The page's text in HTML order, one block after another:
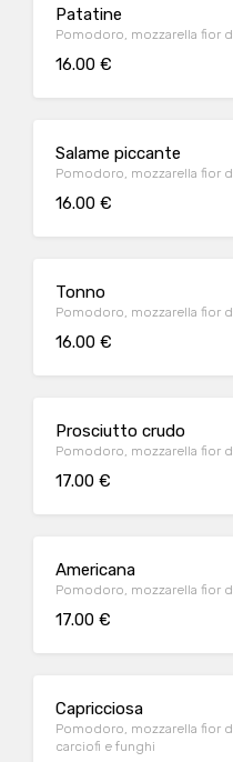
Patatine
Pomodoro, mozzarella fior
16.00 €
Salame piccante
Pomodoro, mozzarella fior
16.00 €
Tonno
Pomodoro, mozzarella fior
16.00 €
Prosciutto crudo
Pomodoro, mozzarella fior
17.00 €
Americana
Pomodoro, mozzarella fior
17.00 €
Capricciosa
Pomodoro, mozzarella fior
carciofi e funghi